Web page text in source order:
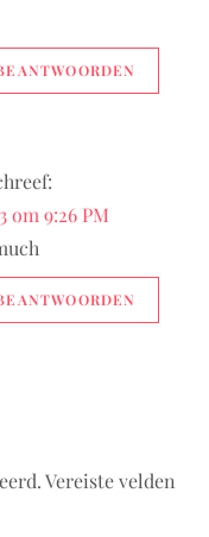
om 9:26 PM
Vereiste velden